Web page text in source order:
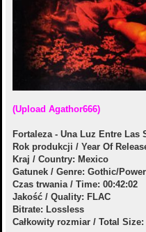
(Upload Agathor666)
Fortaleza - Una Luz Entre Las
Rok produkcji / Year Of
Kraj / Country: Mexico
Gatunek / Genre: Gothic/
Czas trwania / Time: 00:42:02
Jakość / Quality: FLAC
Bitrate: Lossless
Całkowity rozmiar / Total Size: